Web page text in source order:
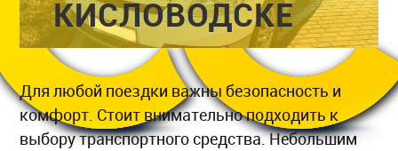
КИСЛОВОДСКЕ
Для любой поездки важны безопасность и
комфорт. Стоит внимательно подходить к
выбору транспортного средства. Небольшим